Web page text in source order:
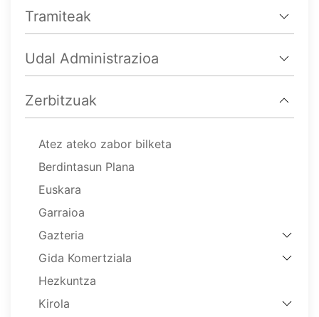
Tramiteak
Udal Administrazioa
Zerbitzuak
Atez ateko zabor bilketa
Berdintasun Plana
Euskara
Garraioa
Gazteria
Gida Komertziala
Hezkuntza
Kirola